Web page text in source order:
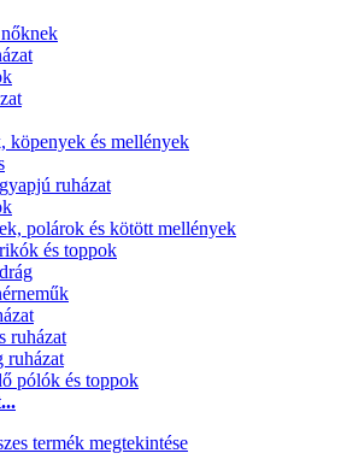
köpenyek és mellények
ruházat
polárok és kötött mellények
és toppok
ruházat
ruházat
pólók és toppok